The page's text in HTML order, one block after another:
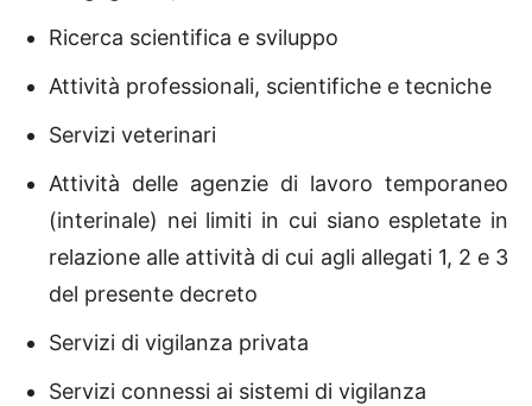
Ricerca scientifica e sviluppo
Attività professionali, scientifiche e tecniche
Servizi veterinari
Attività delle agenzie di lavoro temporaneo
(interinale) nei limiti in cui siano espletate in
relazione alle attività di cui agli allegati 1, 2 e 3
del presente decreto
Servizi di vigilanza privata
Servizi connessi ai sistemi di vigilanza